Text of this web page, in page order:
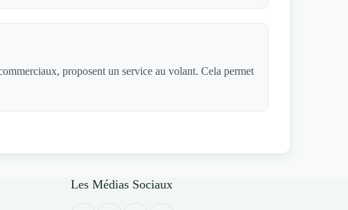
proposent un service au volant. Cela permet
Les Médias Sociaux